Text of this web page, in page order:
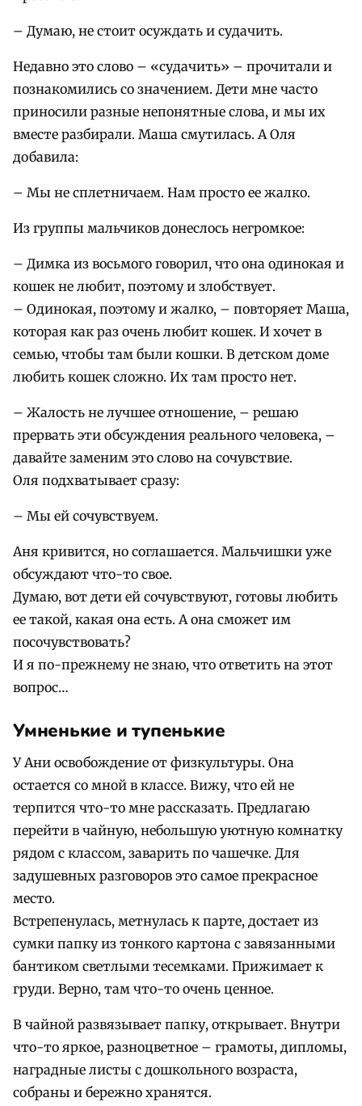
– Думаю, не стоит осуждать и судачить.
Недавно это слово – «судачить» – прочитали и
познакомились со значением. Дети мне часто
приносили разные непонятные слова, и мы их
вместе разбирали. Маша смутилась. А Оля
добавила:
– Мы не сплетничаем. Нам просто ее жалко.
Из группы мальчиков донеслось негромкое:
– Димка из восьмого говорил, что она одинокая и
кошек не любит, поэтому и злобствует.
– Одинокая, поэтому и жалко, – повторяет Маша,
которая как раз очень любит кошек. И хочет в
семью, чтобы там были кошки. В детском доме
любить кошек сложно. Их там просто нет.
– Жалость не лучшее отношение, – решаю
прервать эти обсуждения реального человека, –
давайте заменим это слово на сочувствие.
Оля подхватывает сразу:
– Мы ей сочувствуем.
Аня кривится, но соглашается. Мальчишки уже
обсуждают что-то свое.
Думаю, вот дети ей сочувствуют, готовы любить
ее такой, какая она есть. А она сможет им
посочувствовать?
И я по-прежнему не знаю, что ответить на этот
вопрос…
Умненькие и тупенькие
У Ани освобождение от физкультуры. Она
остается со мной в классе. Вижу, что ей не
терпится что-то мне рассказать. Предлагаю
перейти в чайную, небольшую уютную комнатку
рядом с классом, заварить по чашечке. Для
задушевных разговоров это самое прекрасное
место.
Встрепенулась, метнулась к парте, достает из
сумки папку из тонкого картона с завязанными
бантиком светлыми тесемками. Прижимает к
груди. Верно, там что-то очень ценное.
В чайной развязывает папку, открывает. Внутри
что-то яркое, разноцветное – грамоты, дипломы,
наградные листы с дошкольного возраста,
собраны и бережно хранятся.